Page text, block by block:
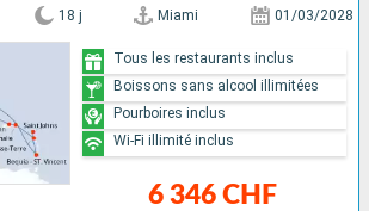
18 j Miami 01/03/2028
6 346 CHF
Tous les restaurants inclus
Boissons sans alcool illimitées
Pourboires inclus
Wi-Fi illimité inclus